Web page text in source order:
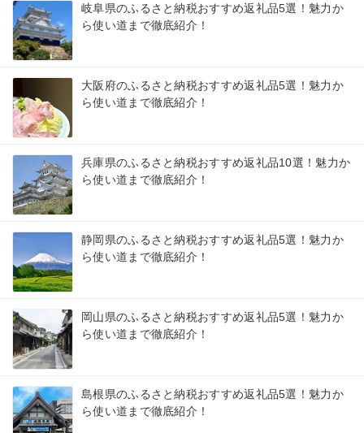
岐阜県のふるさと納税おすすめ返礼品5選！魅力か
ら使い道まで徹底紹介！
大阪府のふるさと納税おすすめ返礼品5選！魅力か
ら使い道まで徹底紹介！
兵庫県のふるさと納税おすすめ返礼品10選！魅力か
ら使い道まで徹底紹介！
静岡県のふるさと納税おすすめ返礼品5選！魅力か
ら使い道まで徹底紹介！
岡山県のふるさと納税おすすめ返礼品5選！魅力か
ら使い道まで徹底紹介！
島根県のふるさと納税おすすめ返礼品5選！魅力か
ら使い道まで徹底紹介！